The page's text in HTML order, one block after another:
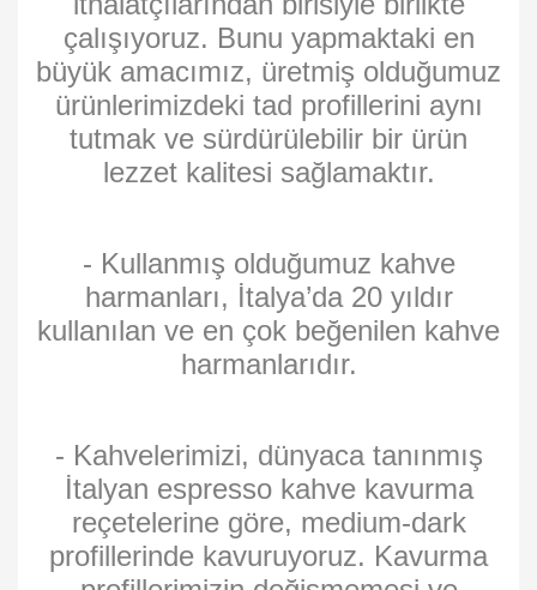
çalışıyoruz. Bunu yapmaktaki en
büyük amacımız, üretmiş olduğumuz
ürünlerimizdeki tad profillerini aynı
tutmak ve sürdürülebilir bir ürün
lezzet kalitesi sağlamaktır.
- Kullanmış olduğumuz kahve
harmanları, İtalya’da 20 yıldır
kullanılan ve en çok beğenilen kahve
harmanlarıdır.
- Kahvelerimizi, dünyaca tanınmış
İtalyan espresso kahve kavurma
reçetelerine göre, medium-dark
profillerinde kavuruyoruz. Kavurma